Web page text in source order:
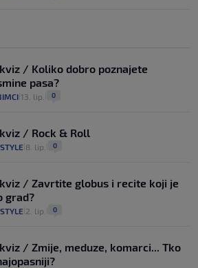
kviz / Koliko dobro poznajete
pasa?
13. lip. 0
/ Rock & Roll
8. lip. 0
kviz / Zavrtite globus i recite koji je
grad?
2. lip. 0
/ Zmije, meduze, komarci... Tko